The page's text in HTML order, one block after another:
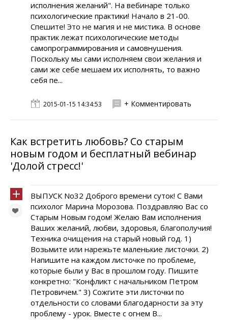
исполнения желаний". На вебинаре только
психологические практики! Начало в 21-00.
Спешите! Это не магия и не мистика. В основе
практик лежат психологические методы
самопрограммирования и самовнушения.
Поскольку мы сами исполняем свои желания и
сами же себе мешаем их исполнять, то важно
себя пе...
2015-01-15 14:34:53 + Комментировать
Как встретить любовь? Со старым
новым годом и бесплатный вебинар
'Долой стресс!'
ВЫПУСК No32 Доброго времени суток! С Вами
психолог Марина Морозова. Поздравляю Вас со
Старым Новым годом! Желаю Вам исполнения
Ваших желаний, любви, здоровья, благополучия!
Техника очищения на старый новый год. 1)
Возьмите или нарежьте маленькие листочки. 2)
Напишите на каждом листочке по проблеме,
которые были у Вас в прошлом году. Пишите
конкретно: "Конфликт с начальником Петром
Петровичем." 3) Сожгите эти листочки по
отдельности со словами благодарности за эту
проблему - урок. Вместе с огнем В...